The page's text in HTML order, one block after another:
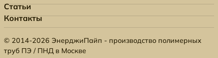
Статьи
Контакты
© 2014-2026 ЭнерджиПайп - производство полимерных
труб ПЭ / ПНД в Москве